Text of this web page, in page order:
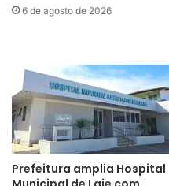
6 de agosto de 2026
Prefeitura amplia Hospital